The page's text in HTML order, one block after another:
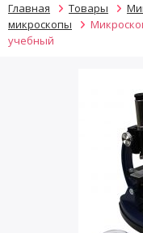
Главная Товары
микроскопы
учебный